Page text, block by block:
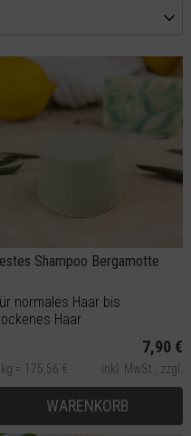
Shampoo Bergamotte
normales Haar bis
Haar
7,90 €
= 175,56 € inkl. MwSt., zzgl.
Versand
WARENKORB